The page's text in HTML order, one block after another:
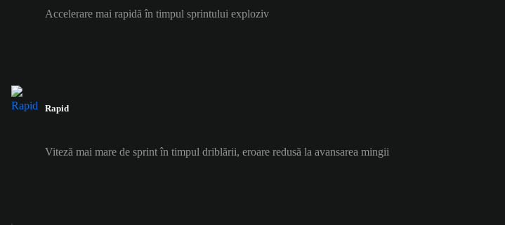
Accelerare mai rapidă în timpul sprintului exploziv
Rapid
Viteză mai mare de sprint în timpul driblării, eroare redusă la avansarea mingii